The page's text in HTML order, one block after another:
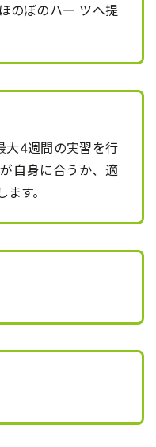
のぼのハー ツへ提
大4週間の実習を行
自身に合うか、適
す。